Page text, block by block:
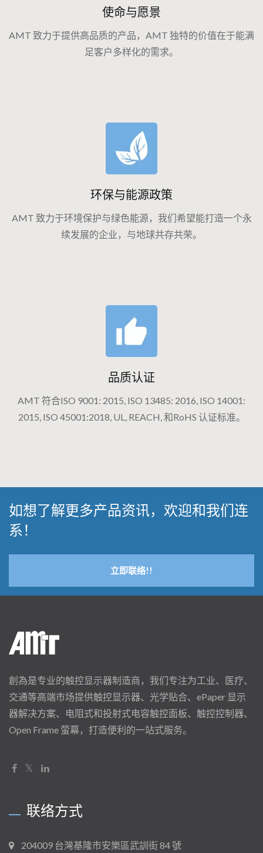
使命与愿景
AMT 致力于提供高品质的产品，AMT 独特的价值在于能满
足客户多样化的需求。
环保与能源政策
AMT 致力于环境保护与绿色能源，我们希望能打造一个永
续发展的企业，与地球共存共荣。
品质认证
AMT 符合ISO 9001: 2015, ISO 13485: 2016, ISO 14001:
2015, ISO 45001:2018, UL, REACH, 和RoHS 认证标准。
如想了解更多产品资讯，欢迎和我们连
系！
立即联络!!
創為是专业的触控显示器制造商，我们专注为工业、医疗、
交通等高端市场提供触控显示器、光学贴合、ePaper 显示
器解决方案、电阻式和投射式电容触控面板、触控控制器、
Open Frame 萤幕，打造便利的一站式服务。
联络方式
204009 台灣基隆市安樂區武訓街 84 號